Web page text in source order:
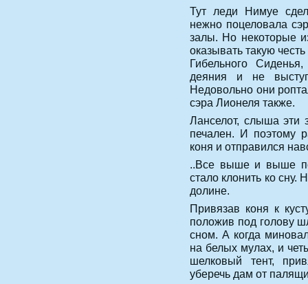
Тут леди Нимуе
нежно поцеловала
залы. Но некоторые
оказывать такую
Гибельного
деяния и не
Недовольно они
сэра Лионеля также.
Ланселот, слыша эти
печален. И поэтому
коня и отправился
..Все выше и выше
стало клонить ко
долине.
Привязав коня к
положив под голову
сном. А когда
на белых мулах, и
шелковый тент,
уберечь дам от